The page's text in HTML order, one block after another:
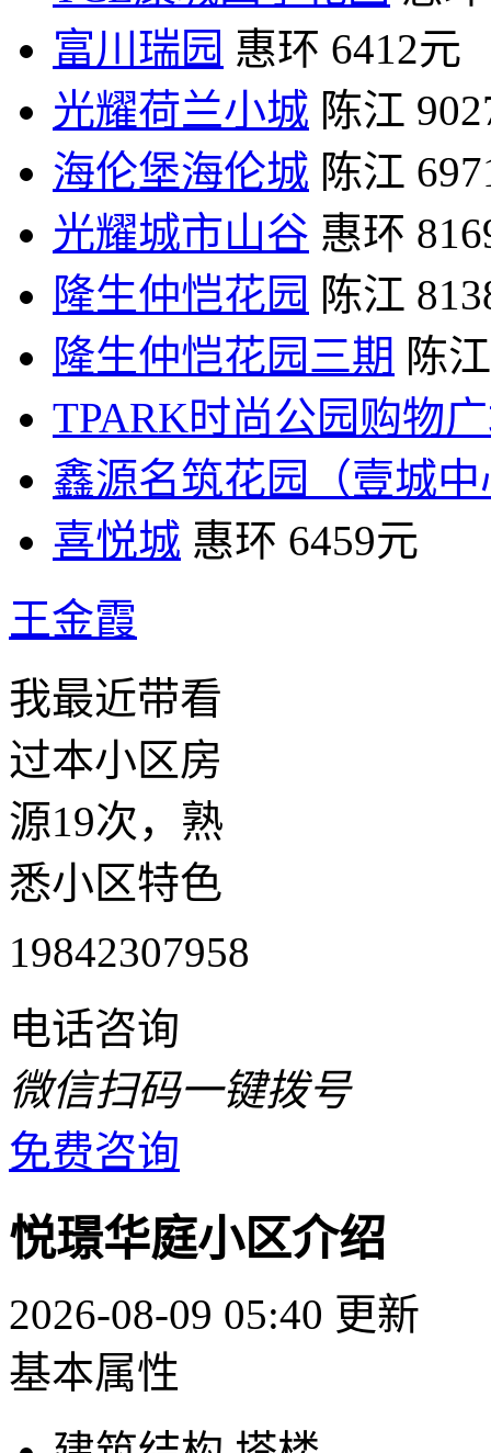
富川瑞园 惠环 6412元
光耀荷兰小城 陈江
海伦堡海伦城 陈江
光耀城市山谷 惠环
隆生仲恺花园 陈江
隆生仲恺花园三期 陈江
TPARK时尚公园购物
鑫源名筑花园（壹城中
喜悦城 惠环 6459元
王金霞
我最近带看
过本小区房
源19次，熟
悉小区特色
19842307958
电话咨询
微信扫码一键拨号
免费咨询
悦璟华庭小区介绍
2026-08-09 05:40 更新
基本属性